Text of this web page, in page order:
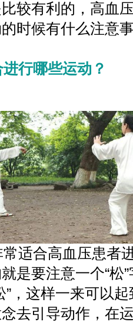
较有利的，高血
时候有什么注意
行哪些运动？
适合高血压患者
是要注意一个“松
”，这样一来可以
去引导动作，在